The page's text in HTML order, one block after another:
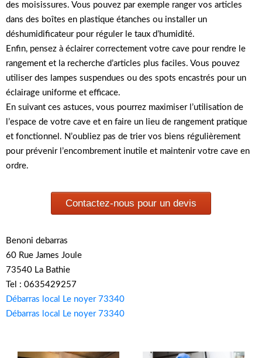
des moisissures. Vous pouvez par exemple ranger vos articles
dans des boîtes en plastique étanches ou installer un
déshumidificateur pour réguler le taux d’humidité.
Enfin, pensez à éclairer correctement votre cave pour rendre le
rangement et la recherche d’articles plus faciles. Vous pouvez
utiliser des lampes suspendues ou des spots encastrés pour un
éclairage uniforme et efficace.
En suivant ces astuces, vous pourrez maximiser l’utilisation de
l’espace de votre cave et en faire un lieu de rangement pratique
et fonctionnel. N’oubliez pas de trier vos biens régulièrement
pour prévenir l’encombrement inutile et maintenir votre cave en
ordre.
Contactez-nous pour un devis
Benoni debarras
60 Rue James Joule
73540 La Bathie
Tel : 0635429257
Débarras local Le noyer 73340
Débarras local Le noyer 73340